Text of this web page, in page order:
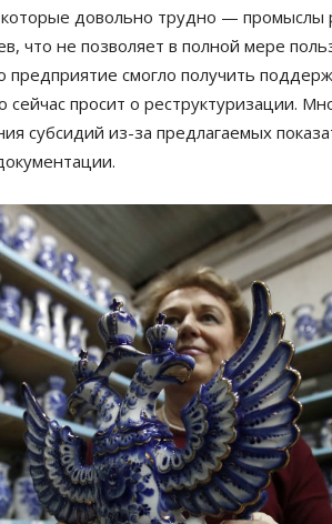
довольно трудно — промыслы
что не позволяет в полной мере
предприятие смогло получить
просит о реструктуризации.
субсидий из-за предлагаемых